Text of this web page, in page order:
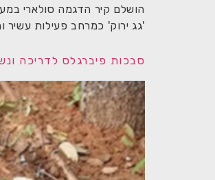
הושלם קיר הדגמה סולארי
'גג ירוק' כמרחב פעילות עשיר
סבכות פיברגלס לדריכה